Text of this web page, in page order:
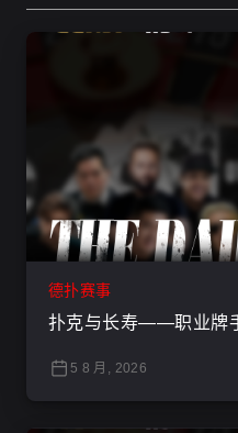
德扑赛事
扑克与长寿——职业牌
5 8 月, 2026